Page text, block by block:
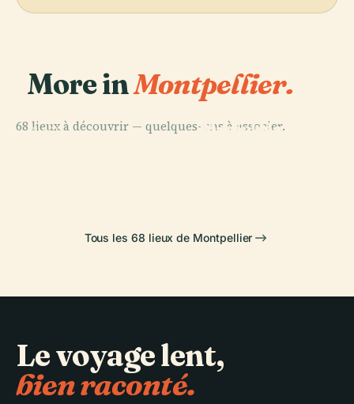
More inMontpellier.
68 lieux à découvrir — quelques-uns à associer.
PLACE
Place de la
PLACE
Jardin des
Tous les 68 lieux de Montpellier
Le voyage lent,
bien raconté.